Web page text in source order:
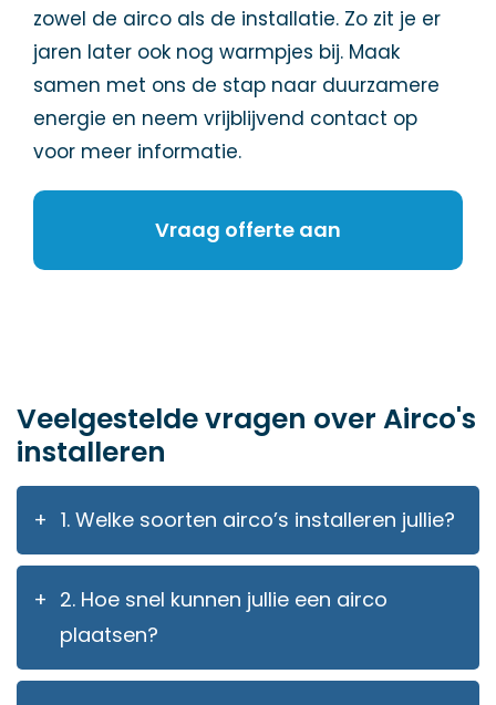
zowel de airco als de installatie. Zo zit je er
jaren later ook nog warmpjes bij. Maak
samen met ons de stap naar duurzamere
energie en neem vrijblijvend contact op
voor meer informatie.
Vraag offerte aan
Veelgestelde vragen over Airco's
installeren
1. Welke soorten airco’s installeren jullie?
single-split als multi-split airco’s. Een single-
split systeem heeft één binnenunit en is
ideaal als je één ruimte wilt koelen of
2. Hoe snel kunnen jullie een airco
plaatsen?